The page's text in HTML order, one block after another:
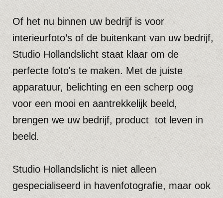
Of u nu op zoek bent naar professionele
foto's voor uw website, gedrukte folders of
jaarverslagen, bedrijfsreportages, wij bieden
uitgebreide fotografische oplossingen voor al
uw beelden. De fotografen van Studio
Hollandslicht zorgen voor de beelden die uw
bedrijf laten stralen.
Aarzel niet om contact met ons op te nemen
voor vragen of voor het aanvragen van een
offerte. Wij staan klaar om uw gevraagde
foto’s tot leven te brengen met onze
creatieve en professionele fotografie.
Voor meer informatie over onze diensten,
workshops en mogelijkheden, nodigen we u